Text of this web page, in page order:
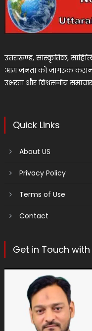
उत्तराखण्ड, सांस्कृतिक,
आम जनता को जागरूक कराना
उभरता और विश्वसनीय
Quick Links
About US
Privacy Policy
Terms of Use
Contact
Get in Touch with